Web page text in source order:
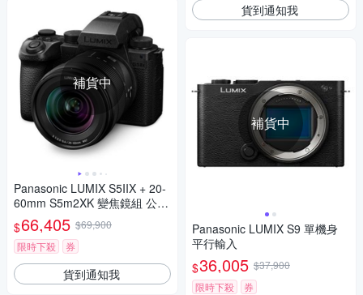
補貨中
Panasonic LUMIX S5IIX + 20-
60mm S5m2XK 變焦鏡組 公司
貨 DC-S5M2XK
$66,405 $69,900
限時下殺
券
貨到通知我
貨到通知我
補貨中
Panasonic LUMIX S9 單機身
平行輸入
$36,005 $37,900
限時下殺
券